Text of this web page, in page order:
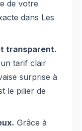
de votre
dans Les
transparent.
tarif clair
surprise à
le pilier de
Grâce à